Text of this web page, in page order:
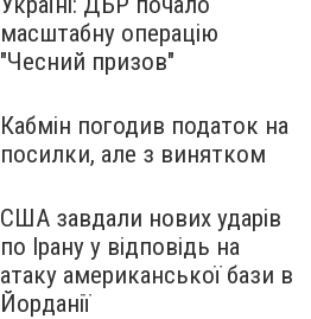
масштабну операцію
"Чесний призов"
Кабмін погодив податок на
посилки, але з винятком
США завдали нових ударів
по Ірану у відповідь на
атаку американської бази в
Йорданії